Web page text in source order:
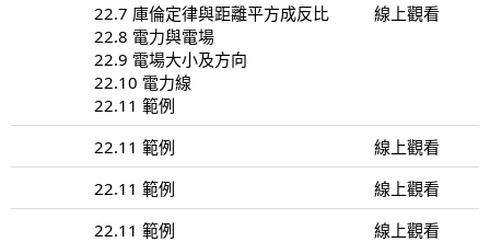
22.7 庫倫定律與距離平方成反比
22.8 電力與電場
22.9 電場大小及方向
22.10 電力線
22.11 範例
線上觀看
22.11 範例
線上觀看
22.11 範例
線上觀看
22.11 範例
線上觀看